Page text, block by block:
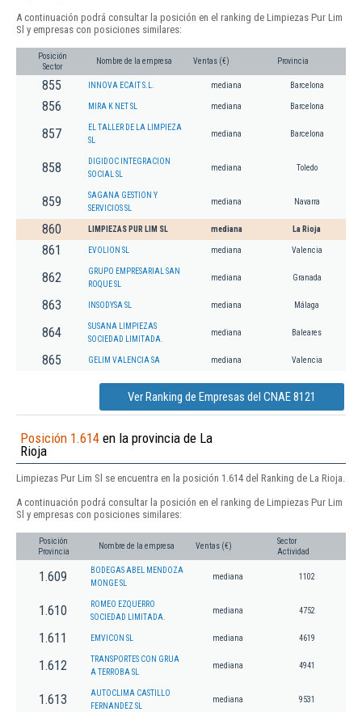
A continuación podrá consultar la posición en el ranking de Limpiezas Pur Lim
Sl y empresas con posiciones similares:
Posición
Sector
Nombre de la empresa Ventas (€) Provincia
855 INNOVA ECAIT S.L. mediana Barcelona
856 MIRA K NET SL mediana Barcelona
857
EL TALLER DE LA LIMPIEZA
SL
mediana Barcelona
858
DIGIDOC INTEGRACION
SOCIAL SL
mediana Toledo
859
SAGANA GESTION Y
SERVICIOS SL
mediana Navarra
860 LIMPIEZAS PUR LIM SL mediana La Rioja
861 EVOLION SL mediana Valencia
862
GRUPO EMPRESARIAL SAN
ROQUE SL
mediana Granada
863 INSODYSA SL mediana Málaga
864
SUSANA LIMPIEZAS
SOCIEDAD LIMITADA.
mediana Baleares
865 GELIM VALENCIA SA mediana Valencia
Ver Ranking de Empresas del CNAE 8121
Posición 1.614 en la provincia de La
Rioja
Limpiezas Pur Lim Sl se encuentra en la posición 1.614 del Ranking de La Rioja.
A continuación podrá consultar la posición en el ranking de Limpiezas Pur Lim
Sl y empresas con posiciones similares:
Posición
Provincia
Nombre de la empresa Ventas (€)
Sector
Actividad
1.609
BODEGAS ABEL MENDOZA
MONGE SL
mediana 1102
1.610
ROMEO EZQUERRO
SOCIEDAD LIMITADA.
mediana 4752
1.611 EMVICON SL mediana 4619
1.612
TRANSPORTES CON GRUA
A TERROBA SL
mediana 4941
1.613
AUTOCLIMA CASTILLO
FERNANDEZ SL
mediana 9531